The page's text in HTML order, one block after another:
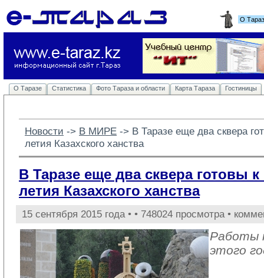
О
О Таразе Статистика Фото Тараза и области Карта Тараза Гостиницы
Новости -> В МИРЕ -> В Таразе еще два сквера
летия Казахского ханства
В Таразе еще два сквера готовы
летия Казахского ханства
15 сентября 2015 года • • 748024 просмотра •
Работы
этого